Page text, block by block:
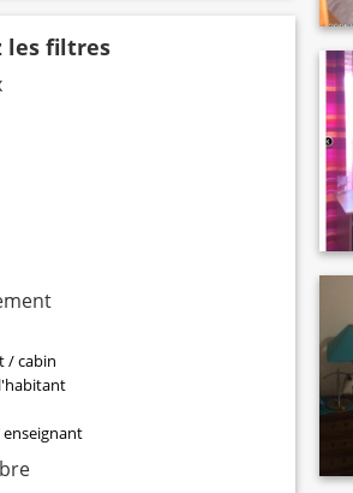
les filtres
/ cabin